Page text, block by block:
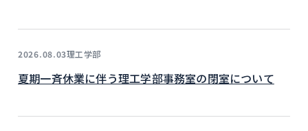
2026.08.03理工学部
夏期一斉休業に伴う理工学部事務室の閉室について